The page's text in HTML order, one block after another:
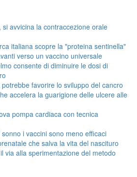
si avvicina la contraccezione orale
italiana scopre la "proteina sentinella"
verso un vaccino universale
consente di diminuire le dosi di
favorire lo sviluppo del cancro
accelera la guarigione delle ulcere alle
pompa cardiaca con tecnica
i vaccini sono meno efficaci
che salva la vita del nascituro
via alla sperimentazione del metodo